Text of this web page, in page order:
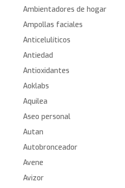
Ambientadores de hogar
Ampollas faciales
Anticelulíticos
Antiedad
Antioxidantes
Aoklabs
Aquilea
Aseo personal
Autan
Autobronceador
Avene
Avizor